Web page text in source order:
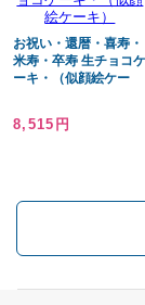
お召し上がり方
美味しく召し上が
お祝い・還暦・喜寿・
米寿・卒寿 生チョコケ
ーキ・（似顔絵ケー
8,515円